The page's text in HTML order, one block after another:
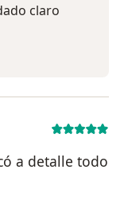
claro
a detalle todo